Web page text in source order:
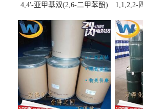
4,4'-亚甲基双(2,6-二甲苯酚)
1,1,2,2-